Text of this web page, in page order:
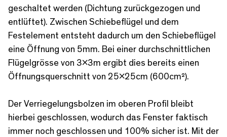
geschaltet werden (Dichtung zurückgezogen und
entlüftet). Zwischen Schiebeflügel und dem
Festelement entsteht dadurch um den Schiebeflügel
eine Öffnung von 5mm. Bei einer durchschnittlichen
Flügelgrösse von 3x3m ergibt dies bereits einen
Öffnungsquerschnitt von 25x25cm (600cm²).
Der Verriegelungsbolzen im oberen Profil bleibt
hierbei geschlossen, wodurch das Fenster faktisch
immer noch geschlossen und 100% sicher ist. Mit der